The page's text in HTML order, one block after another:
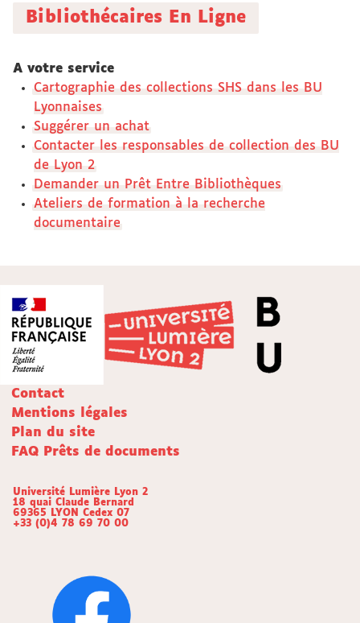
Bibliothécaires En Ligne
A votre service
Cartographie des collections SHS dans les BU
Lyonnaises
Suggérer un achat
Contacter les responsables de collection des BU
de Lyon 2
Demander un Prêt Entre Bibliothèques
Ateliers de formation à la recherche
documentaire
Contact
Mentions légales
Plan du site
FAQ Prêts de documents
Université Lumière Lyon 2
18 quai Claude Bernard
69365 LYON Cedex 07
+33 (0)4 78 69 70 00